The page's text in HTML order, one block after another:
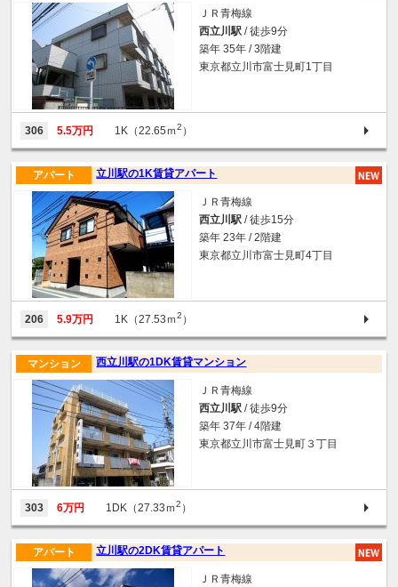
ＪＲ青梅線
西立川駅 / 徒歩9分
築年 35年 / 3階建
東京都立川市富士見町1丁目
306 5.5万円 1K（22.65ｍ2 ）
立川駅の1K賃貸アパート
アパート
ＪＲ青梅線
西立川駅 / 徒歩15分
築年 23年 / 2階建
東京都立川市富士見町4丁目
206 5.9万円 1K（27.53ｍ2 ）
西立川駅の1DK賃貸マンション
マンション
ＪＲ青梅線
西立川駅 / 徒歩9分
築年 37年 / 4階建
東京都立川市富士見町３丁目
303 6万円 1DK（27.33ｍ2 ）
立川駅の2DK賃貸アパート
アパート
ＪＲ青梅線